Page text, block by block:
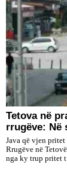
Tetova në
rrugëve: Në
Java që vjen
Rrugëve në
nga ky trup pritet